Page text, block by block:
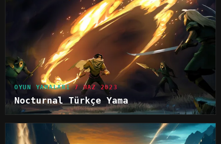
OYUN YAMALARI 7 HAZ 2023
Nocturnal Türkçe Yama